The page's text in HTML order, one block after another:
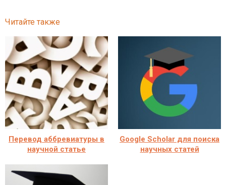
Читайте также
Перевод аббревиатуры в
научной статье
Google Scholar для поиска
научных статей